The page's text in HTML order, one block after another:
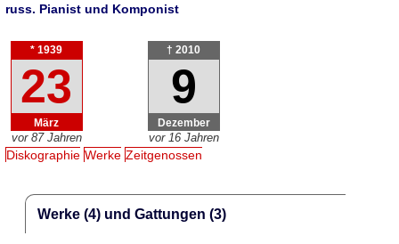
russ. Pianist und Komponist
* 1939
23
März
vor 87 Jahren
† 2010
9
Dezember
vor 16 Jahren
Diskographie Werke Zeitgenossen
Werke (4) und Gattungen (3)